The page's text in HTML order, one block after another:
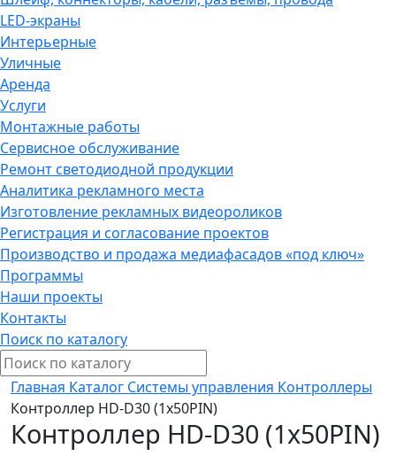
LED-экраны
Интерьерные
Уличные
Аренда
Услуги
Монтажные работы
Сервисное обслуживание
Ремонт светодиодной продукции
Аналитика рекламного места
Изготовление рекламных видеороликов
Регистрация и согласование проектов
Производство и продажа медиафасадов «под ключ»
Программы
Наши проекты
Контакты
Поиск по каталогу
Главная Каталог Системы управления Контроллеры
Контроллер HD-D30 (1х50PIN)
Контроллер HD-D30 (1х50PIN)